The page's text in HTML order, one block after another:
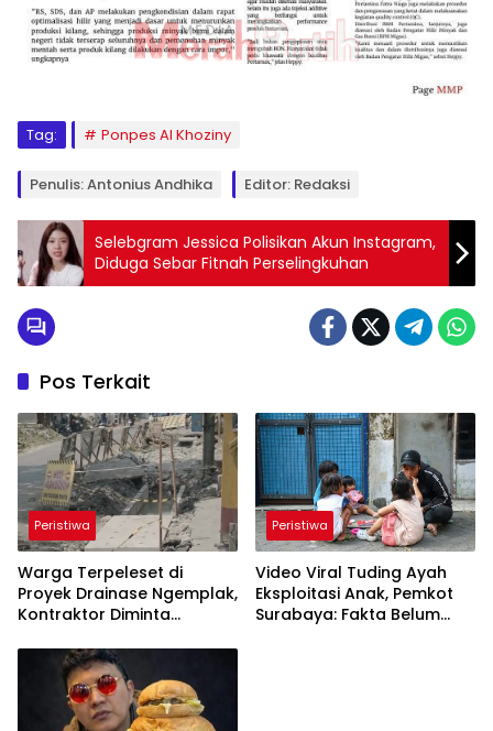
Tag: Ponpes Al Khoziny
Penulis: Antonius Andhika Editor: Redaksi
Selebgram Jessica Polisikan Akun Instagram,
Diduga Sebar Fitnah Perselingkuhan
Pos Terkait
Peristiwa
Warga Terpeleset di
Proyek Drainase Ngemplak,
Kontraktor Diminta
Peristiwa
Video Viral Tuding Ayah
Eksploitasi Anak, Pemkot
Surabaya: Fakta Belum